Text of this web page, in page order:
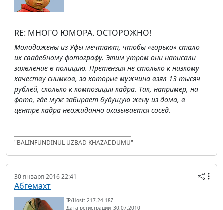
RE: МНОГО ЮМОРА. ОСТОРОЖНО!
Молодожены из Уфы мечтают, чтобы «горько» стало
их свадебному фотографу. Этим утром они написали
заявление в полицию. Претензия не столько к низкому
качеству снимков, за которые мужчина взял 13 тысяч
рублей, сколько к композиции кадра. Так, например, на
фото, где муж забирает будущую жену из дома, в
центре кадра неожиданно оказывается сосед.
"BALINFUNDINUL UZBAD KHAZADDUMU"
30 января 2016 22:41
Абгемахт
IP/Host: 217.24.187.---
Дата регистрации: 30.07.2010